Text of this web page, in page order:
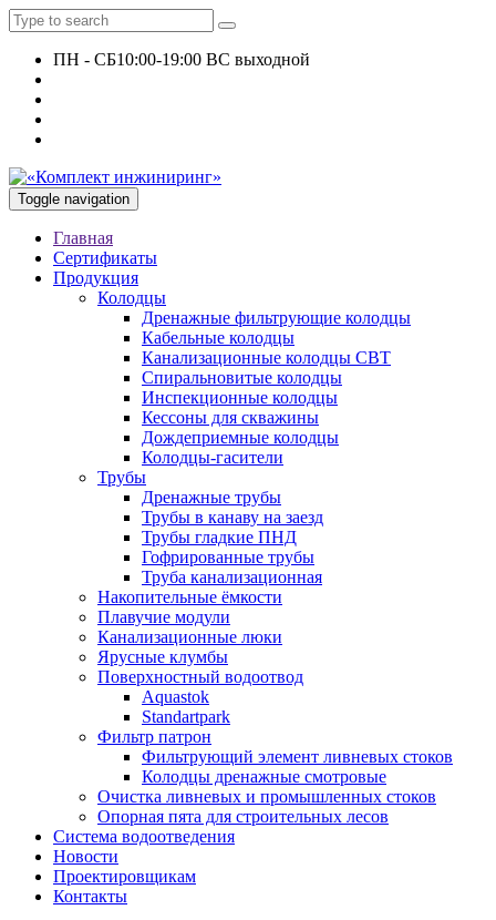
ПН - СБ10:00-19:00 ВС выходной
Toggle navigation
Главная
Сертификаты
Продукция
Колодцы
Дренажные фильтрующие колодцы
Кабельные колодцы
Канализационные колодцы СВТ
Спиральновитые колодцы
Инспекционные колодцы
Кессоны для скважины
Дождеприемные колодцы
Колодцы-гасители
Трубы
Дренажные трубы
Трубы в канаву на заезд
Трубы гладкие ПНД
Гофрированные трубы
Труба канализационная
Накопительные ёмкости
Плавучие модули
Канализационные люки
Ярусные клумбы
Поверхностный водоотвод
Aquastok
Standartpark
Фильтр патрон
Фильтрующий элемент ливневых стоков
Колодцы дренажные смотровые
Очистка ливневых и промышленных стоков
Опорная пята для строительных лесов
Система водоотведения
Новости
Проектировщикам
Контакты